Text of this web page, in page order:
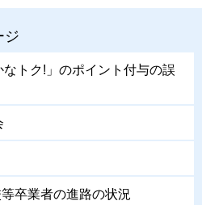
ジ
トク!」のポイント付与の誤
卒業者の進路の状況